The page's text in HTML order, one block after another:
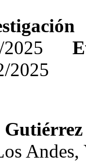
2025
Andes,